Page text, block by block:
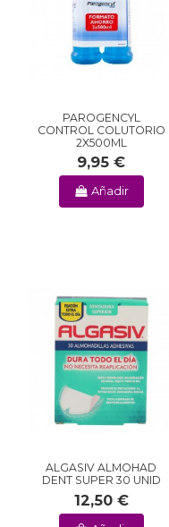
PAROGENCYL
CONTROL COLUTORIO
2X500ML
9,95 €
Añadir
ALGASIV ALMOHAD
DENT SUPER 30 UNID
12,50 €